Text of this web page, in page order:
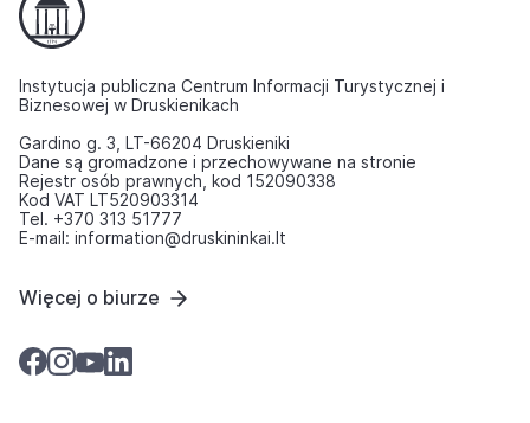
Instytucja publiczna Centrum Informacji Turystycznej i
Biznesowej w Druskienikach
Gardino g. 3, LT-66204 Druskieniki
Dane są gromadzone i przechowywane na stronie
Rejestr osób prawnych, kod 152090338
Kod VAT LT520903314
Tel. +370 313 51777
E-mail: information@druskininkai.lt
Więcej o biurze